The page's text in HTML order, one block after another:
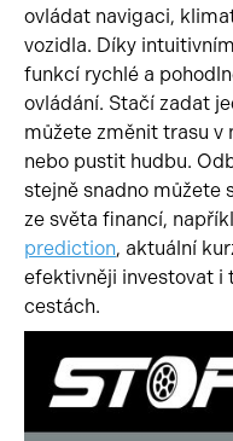
ovládat navigaci,
vozidla. Díky
funkcí rychlé a
ovládání. Stačí zadat
můžete změnit trasu v
nebo pustit hudbu.
stejně snadno můžete
ze světa financí,
prediction, aktuální
efektivněji investovat i
cestách.